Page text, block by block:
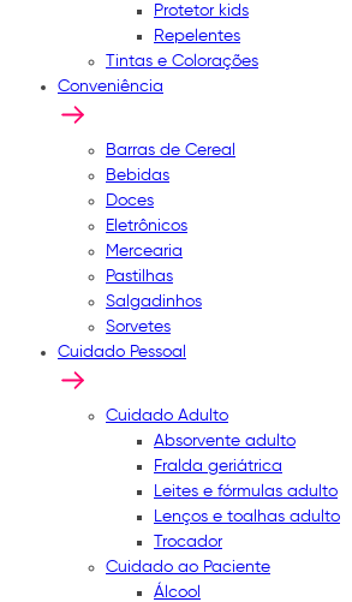
Protetor kids
Repelentes
Tintas e Colorações
Conveniência
Barras de Cereal
Bebidas
Doces
Eletrônicos
Mercearia
Pastilhas
Salgadinhos
Sorvetes
Cuidado Pessoal
Cuidado Adulto
Absorvente adulto
Fralda geriátrica
Leites e fórmulas adulto
Lenços e toalhas adulto
Trocador
Cuidado ao Paciente
Álcool